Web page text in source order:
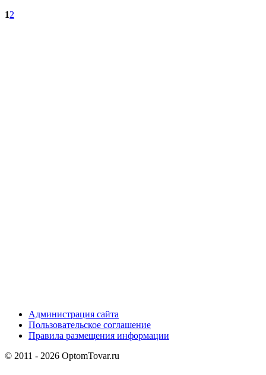
12
Администрация сайта
Пользовательское соглашение
Правила размещения информации
© 2011 - 2026 OptomTovar.ru